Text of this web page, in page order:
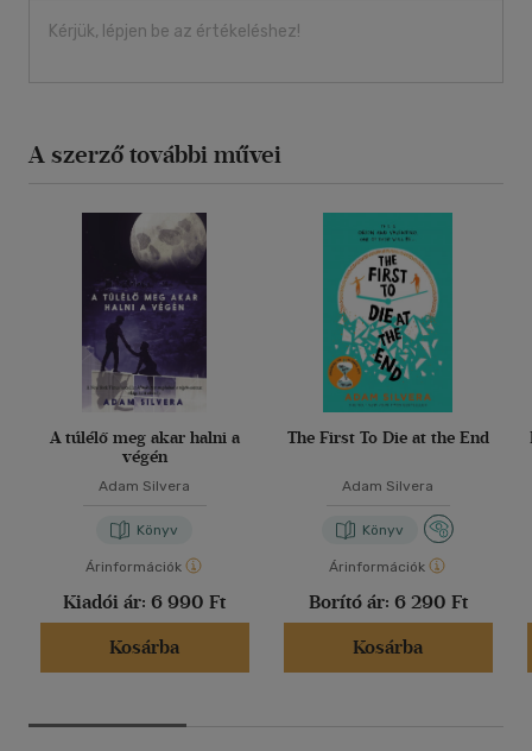
Kérjük, lépjen be az értékeléshez!
A szerző további művei
A túlélő meg akar halni a
végén
Adam Silvera
Könyv
Árinformációk
Kiadói ár: 6 990 Ft
Kosárba
The First To Die at the End
Adam Silvera
Könyv
Árinformációk
Borító ár: 6 290 Ft
Kosárba